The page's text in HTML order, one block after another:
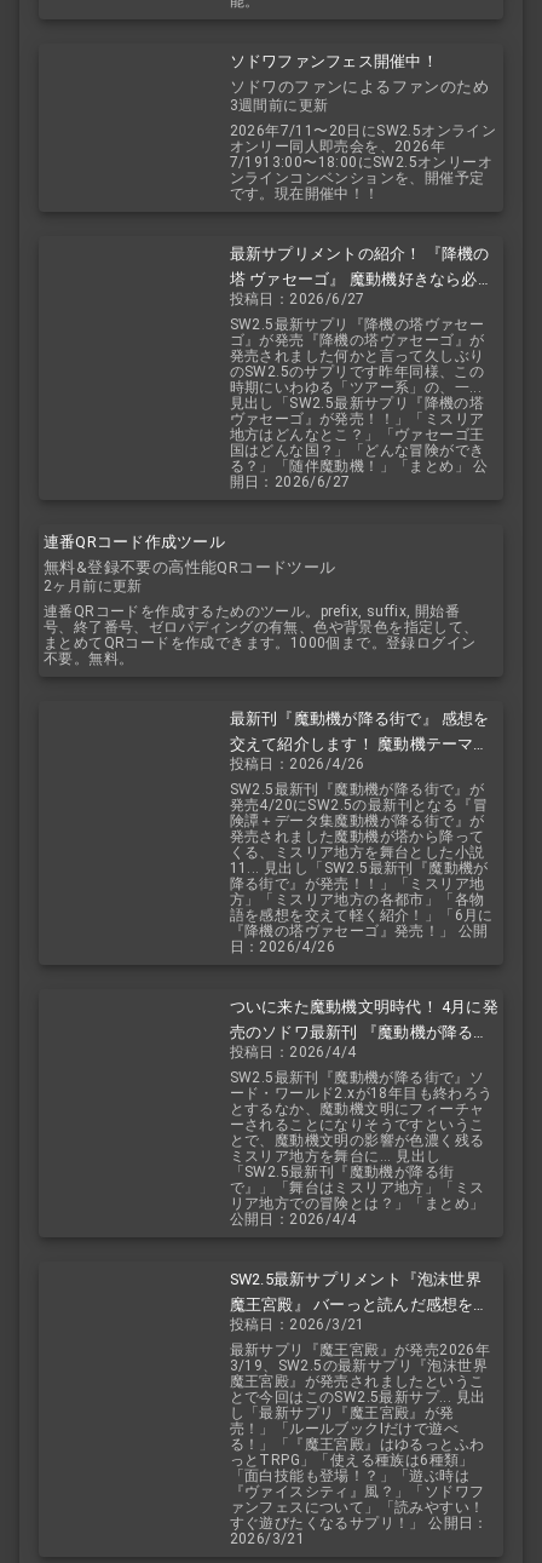
ソドワファンフェス開催中！
ソドワのファンによるファンのため
のお祭り！
3週間前に更新
2026年7/11〜20日にSW2.5オンライン
オンリー同人即売会を、2026年
7/1913:00〜18:00にSW2.5オンリーオ
ンラインコンベンションを、開催予定
です。現在開催中！！
最新サプリメントの紹介！ 『降機の
塔 ヴァセーゴ』 魔動機好きなら必
見！ 随伴魔動機と旅に出よう！
投稿日：2026/6/27
SW2.5最新サプリ『降機の塔ヴァセー
ゴ』が発売『降機の塔ヴァセーゴ』が
発売されました何かと言って久しぶり
のSW2.5のサプリです昨年同様、この
時期にいわゆる「ツアー系」の、一...
見出し「SW2.5最新サプリ『降機の塔
ヴァセーゴ』が発売！！」「ミスリア
地方はどんなとこ？」「ヴァセーゴ王
国はどんな国？」「どんな冒険ができ
る？」「随伴魔動機！」「まとめ」 公
開日：2026/6/27
連番QRコード作成ツール
無料&登録不要の高性能QRコードツール
2ヶ月前に更新
連番QRコードを作成するためのツール。prefix, suffix, 開始番
号、終了番号、ゼロパディングの有無、色や背景色を指定して、
まとめてQRコードを作成できます。1000個まで。登録ログイン
不要。無料。
最新刊『魔動機が降る街で』 感想を
交えて紹介します！ 魔動機テーマの
小説！ おもしろいデータも多数！
投稿日：2026/4/26
SW2.5最新刊『魔動機が降る街で』が
発売4/20にSW2.5の最新刊となる『冒
険譚＋データ集魔動機が降る街で』が
発売されました魔動機が塔から降って
くる、ミスリア地方を舞台とした小説
11... 見出し「SW2.5最新刊『魔動機が
降る街で』が発売！！」「ミスリア地
方」「ミスリア地方の各都市」「各物
語を感想を交えて軽く紹介！」「6月に
『降機の塔ヴァセーゴ』発売！」 公開
日：2026/4/26
ついに来た魔動機文明時代！ 4月に発
売のソドワ最新刊 『魔動機が降る街
で』 紹介・予想・考察！
投稿日：2026/4/4
SW2.5最新刊『魔動機が降る街で』ソ
ード・ワールド2.xが18年目も終わろう
とするなか、魔動機文明にフィーチャ
ーされることになりそうですというこ
とで、魔動機文明の影響が色濃く残る
ミスリア地方を舞台に... 見出し
「SW2.5最新刊『魔動機が降る街
で』」「舞台はミスリア地方」「ミス
リア地方での冒険とは？」「まとめ」
公開日：2026/4/4
SW2.5最新サプリメント『泡沫世界
魔王宮殿』 バーっと読んだ感想を交
えて紹介します！！
投稿日：2026/3/21
最新サプリ『魔王宮殿』が発売2026年
3/19、SW2.5の最新サプリ『泡沫世界
魔王宮殿』が発売されましたというこ
とで今回はこのSW2.5最新サプ... 見出
し「最新サプリ『魔王宮殿』が発
売！」「ルールブックIだけで遊べ
る！」「『魔王宮殿』はゆるっとふわ
っとTRPG」「使える種族は6種類」
「面白技能も登場！？」「遊ぶ時は
『ヴァイスシティ』風？」「ソドワフ
ァンフェスについて」「読みやすい！
すぐ遊びたくなるサプリ！」 公開日：
2026/3/21